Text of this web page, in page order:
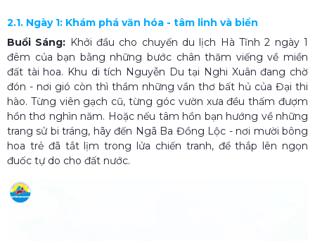
2.1. Ngày 1: Khám phá văn hóa - tâm linh và biển
Buổi Sáng: Khởi đầu cho chuyến du lịch Hà Tĩnh 2 ngày 1
đêm của bạn bằng những bước chân thăm viếng về miền
đất tài hoa. Khu di tích Nguyễn Du tại Nghi Xuân đang chờ
đón - nơi gió còn thì thầm những vần thơ bất hủ của Đại thi
hào. Từng viên gạch cũ, từng góc vườn xưa đều thấm đượm
hồn thơ nghìn năm. Hoặc nếu tâm hồn bạn hướng về những
trang sử bi tráng, hãy đến Ngã Ba Đồng Lộc - nơi mười bông
hoa trẻ đã tắt lịm trong lửa chiến tranh, để thắp lên ngọn
đuốc tự do cho đất nước.